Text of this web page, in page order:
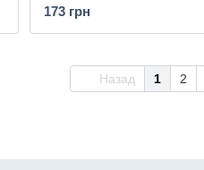
173 грн
Назад 1 2